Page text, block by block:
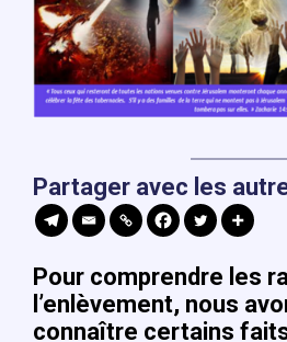
Partager avec les
Pour comprendre les
l’enlèvement, nous
connaître certains